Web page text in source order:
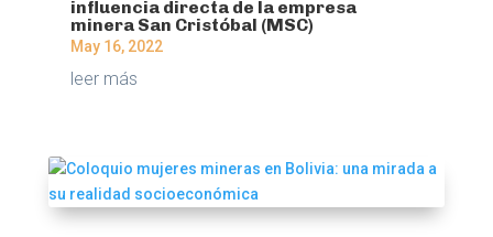
influencia directa de la empresa
minera San Cristóbal (MSC)
May 16, 2022
leer más